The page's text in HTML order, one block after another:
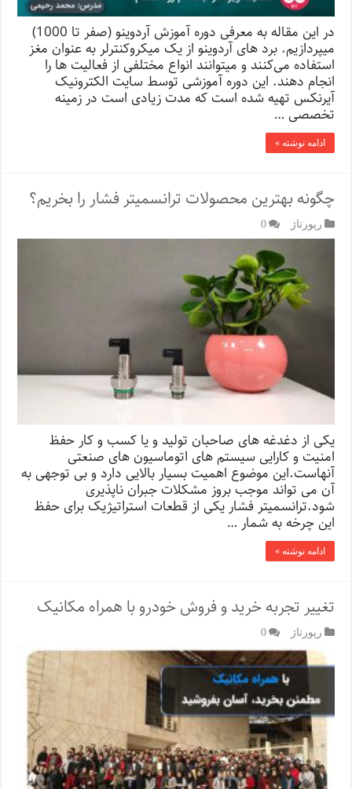
در این مقاله به معرفی دوره آموزش آردوینو (صفر تا 1000)
میپردازیم. برد های آردوینو از یک میکروکنترلر به عنوان مغز
استفاده می‌کنند و میتوانند انواع مختلفی از فعالیت ها را
انجام دهند. این دوره آموزشی توسط سایت الکترونیک
آیرنکس تهیه شده است که مدت زیادی است در زمینه
تخصصی …
ادامه نوشته »
چگونه بهترین محصولات ترانسمیتر فشار را بخریم؟
رپورتاژ‌ 0
یکی از دغدغه های صاحبان تولید و یا کسب و کار حفظ
امنیت و کارایی سیستم های اتوماسیون های صنعتی
آنهاست.این موضوع اهمیت بسیار بالایی دارد و بی توجهی به
آن می تواند موجب بروز مشکلات جبران ناپذیری
شود.ترانسمیتر فشار یکی از قطعات استراتیژیک برای حفظ
این چرخه به شمار …
ادامه نوشته »
تغییر تجربه خرید و فروش خودرو با همراه مکانیک
رپورتاژ‌ 0